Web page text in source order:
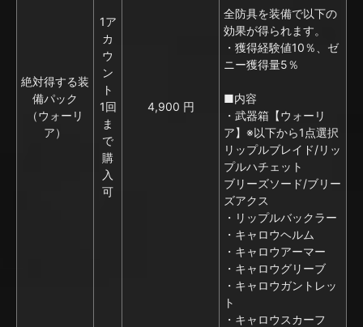
絶対得する装
備パック
（ウォーリ
ア）
1ア
カ
ウ
ン
ト
1回
ま
で
購
入
可
4,900 円
全防具を装備で以下の
効果が得られます。
・獲得経験値10％、ゼ
ニー獲得量5％
■内容
・武器箱【ウォーリ
ア】※以下から1点選択
リップルブレイド/リッ
プルハチェット
ブリーズソード/ブリー
ズアクス
・リップルバックラー
・キャロウヘルム
・キャロウアーマー
・キャロウグリーブ
・キャロウガントレッ
ト
・キャロウスカーフ